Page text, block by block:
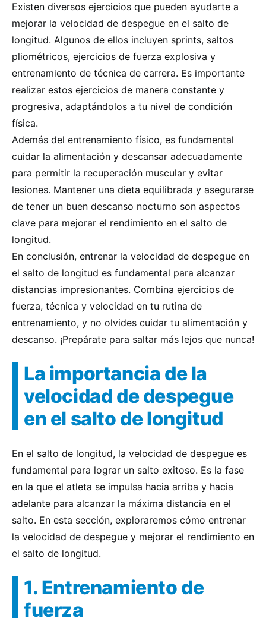
Existen diversos ejercicios que pueden ayudarte a
mejorar la velocidad de despegue en el salto de
longitud. Algunos de ellos incluyen sprints, saltos
pliométricos, ejercicios de fuerza explosiva y
entrenamiento de técnica de carrera. Es importante
realizar estos ejercicios de manera constante y
progresiva, adaptándolos a tu nivel de condición
física.
Además del entrenamiento físico, es fundamental
cuidar la alimentación y descansar adecuadamente
para permitir la recuperación muscular y evitar
lesiones. Mantener una dieta equilibrada y asegurarse
de tener un buen descanso nocturno son aspectos
clave para mejorar el rendimiento en el salto de
longitud.
En conclusión, entrenar la velocidad de despegue en
el salto de longitud es fundamental para alcanzar
distancias impresionantes. Combina ejercicios de
fuerza, técnica y velocidad en tu rutina de
entrenamiento, y no olvides cuidar tu alimentación y
descanso. ¡Prepárate para saltar más lejos que nunca!
La importancia de la
velocidad de despegue
en el salto de longitud
En el salto de longitud, la velocidad de despegue es
fundamental para lograr un salto exitoso. Es la fase
en la que el atleta se impulsa hacia arriba y hacia
adelante para alcanzar la máxima distancia en el
salto. En esta sección, exploraremos cómo entrenar
la velocidad de despegue y mejorar el rendimiento en
el salto de longitud.
1. Entrenamiento de
fuerza